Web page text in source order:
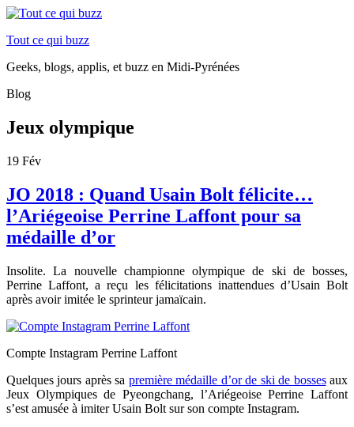
Tout ce qui buzz
Geeks, blogs, applis, et buzz en Midi-Pyrénées
Blog
Jeux olympique
19 Fév
JO 2018 : Quand Usain Bolt félicite…
l’Ariégeoise Perrine Laffont pour sa
médaille d’or
Insolite. La nouvelle championne olympique de ski de bosses,
Perrine Laffont, a reçu les félicitations inattendues d’Usain Bolt
après avoir imitée le sprinteurjamaïcain.
Compte Instagram Perrine Laffont
Quelques jours après sa première médaille d’or de ski de bossesaux
Jeux Olympiques de Pyeongchang, l’Ariégeoise Perrine Laffont
s’est amusée à imiter Usain Bolt sur son compte Instagram.